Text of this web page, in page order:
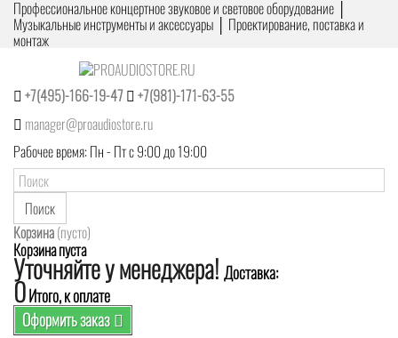
Профессиональное концертное звуковое и световое оборудование │
Музыкальные инструменты и аксессуары │ Проектирование, поставка и
монтаж
+7(495)-166-19-47
+7(981)-171-63-55
manager@proaudiostore.ru
Рабочее время: Пн - Пт с 9:00 до 19:00
Поиск
Корзина(пусто)
Корзина пуста
Уточняйте у менеджера! Доставка:
0Итого, к оплате
Оформить заказ